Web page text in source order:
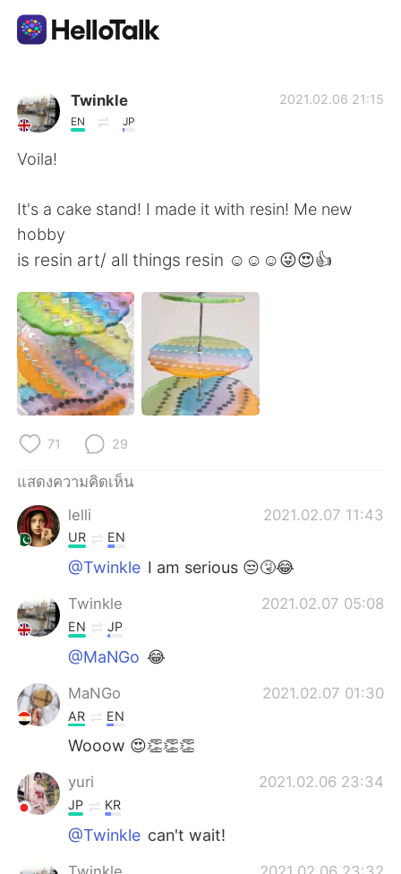
AI Grammar Checker
English 简体中文
繁體中文 Español
العربية Français
Deutsch 日本語
한국어
Türkçe
Twinkle
EN JP
2021.02.06 21:15
Voila!
It's a cake stand! I made it with resin! Me new
hobby
is resin art/ all things resin ☺☺☺😜😍👍
71 29
แสดงความคิดเห็น
lelli
2021.02.07 11:43
UR EN
@Twinkle I am serious 😒🤧😂
Twinkle 2021.02.07 05:08
EN JP
@MaNGo 😂
MaNGo 2021.02.07 01:30
AR EN
Wooow 😍👏👏👏
yuri 2021.02.06 23:34
JP KR
@Twinkle can't wait!